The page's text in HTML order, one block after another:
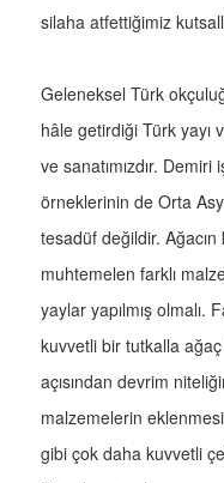
silaha atfettiğimiz
Geleneksel Türk
hâle getirdiği Türk yayı
ve sanatımızdır.
örneklerinin de Orta
tesadüf değildir. Ağacın
muhtemelen farklı
yaylar yapılmış
kuvvetli bir tutkalla
açısından devrim
malzemelerin eklenmesi
gibi çok daha kuvvetli